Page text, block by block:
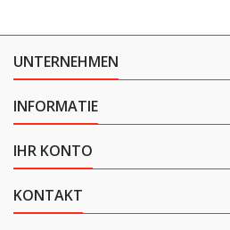
UNTERNEHMEN
INFORMATIE
IHR KONTO
KONTAKT